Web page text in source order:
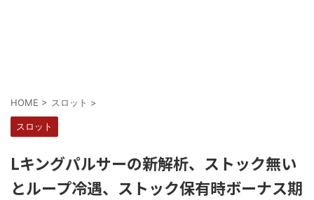
HOME > スロット >
スロット
Lキングパルサーの新解析、ストック無い
とループ冷遇、ストック保有時ボーナス期